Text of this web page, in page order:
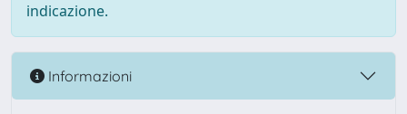
indicazione.
Informazioni